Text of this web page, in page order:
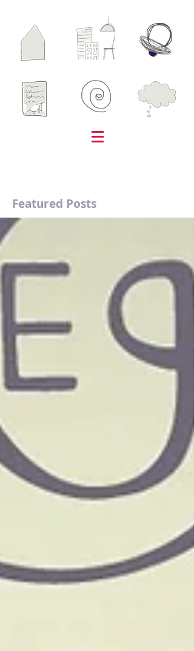
Featured Posts